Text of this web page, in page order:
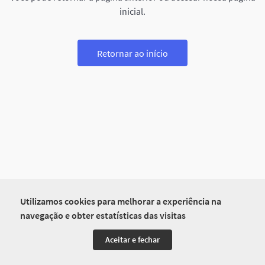
Utilizamos cookies para melhorar a experiência na
navegação e obter estatísticas das visitas
Aceitar e fechar
inicial.
Retornar ao início